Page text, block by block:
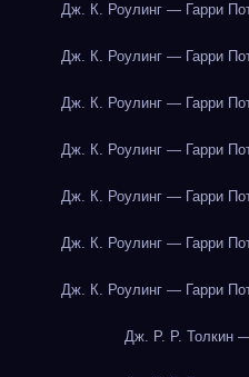
Дж. К. Роулинг — Гарри
Дж. К. Роулинг — Гарри
Дж. К. Роулинг — Гарри
Дж. К. Роулинг — Гарри
Дж. К. Роулинг — Гарри
Дж. К. Роулинг — Гарри
Дж. К. Роулинг — Гарри
Дж. Р. Р. Толкин